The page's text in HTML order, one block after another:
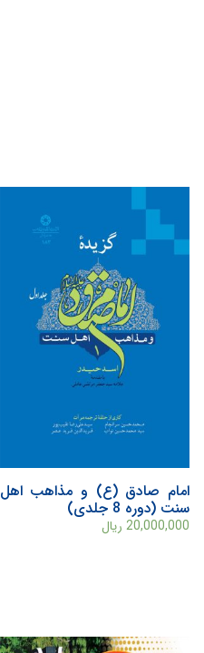
امام صادق (ع) و مذاهب اهل
سنت (دوره 8 جلدی)
20,000,000 ریال